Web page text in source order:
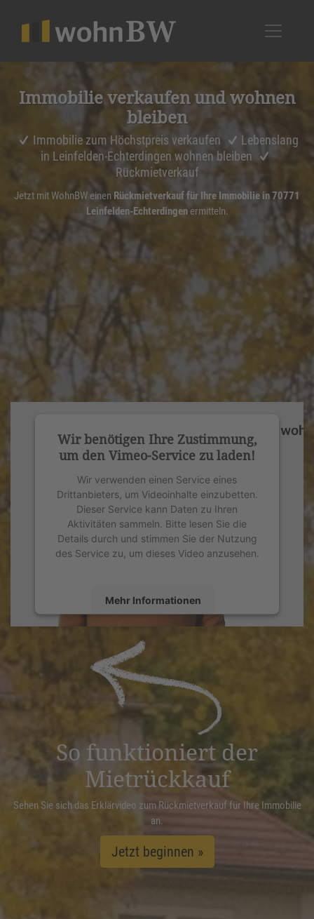
Immobilie verkaufen und wohnen
bleiben
Immobilie zum Höchstpreis verkaufen
Lebenslang
in Leinfelden-Echterdingen wohnen bleiben
Rückmietverkauf
Jetzt mit WohnBW einen Rückmietverkauf für Ihre Immobilie in 70771
Leinfelden-Echterdingenermitteln.
Wir benötigen Ihre Zustimmung,
um den Vimeo-Service zu laden!
Wir verwenden einen Service eines
Drittanbieters, um Videoinhalte einzubetten.
Dieser Service kann Daten zu Ihren
Aktivitäten sammeln. Bitte lesen Sie die
Details durch und stimmen Sie der Nutzung
des Service zu, um dieses Video anzusehen.
Mehr Informationen
powered by
Management Platform
So funktioniert der
Mietrückkauf
Sehen Sie sich das Erklärvideo zum Rückmietverkauf für Ihre Immobilie
an.
Jetzt beginnen »